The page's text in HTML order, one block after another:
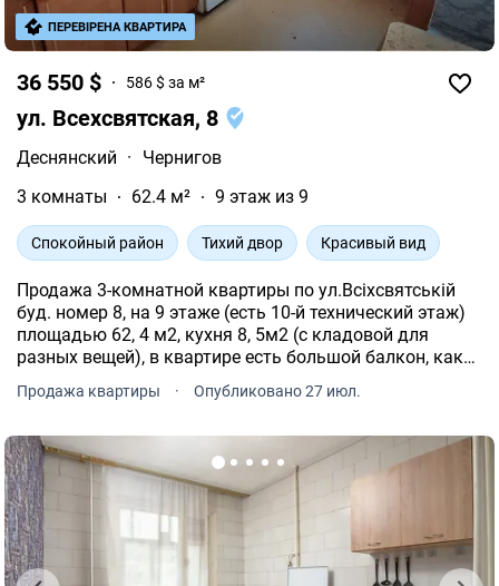
36 550 $ 586 $ за м²
ул. Всехсвятская, 8
Деснянский ·
Чернигов
3 комнаты
62.4 м² 9 этаж из 9
Спокойный район Тихий двор Красивый вид
Продажа 3-комнатной квартиры по ул.Всіхсвятській
буд. номер 8, на 9 этаже (есть 10-й технический этаж)
площадью 62, 4 м2, кухня 8, 5м2 (с кладовой для
разных вещей), в квартире есть большой балкон, как
м2.
Продажа квартиры · Опубликовано 27 июл.
ПЕРЕВІРЕНА КВАРТИРА